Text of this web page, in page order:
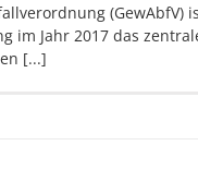
(GewAbfV)
im Jahr 2017 das
[...]